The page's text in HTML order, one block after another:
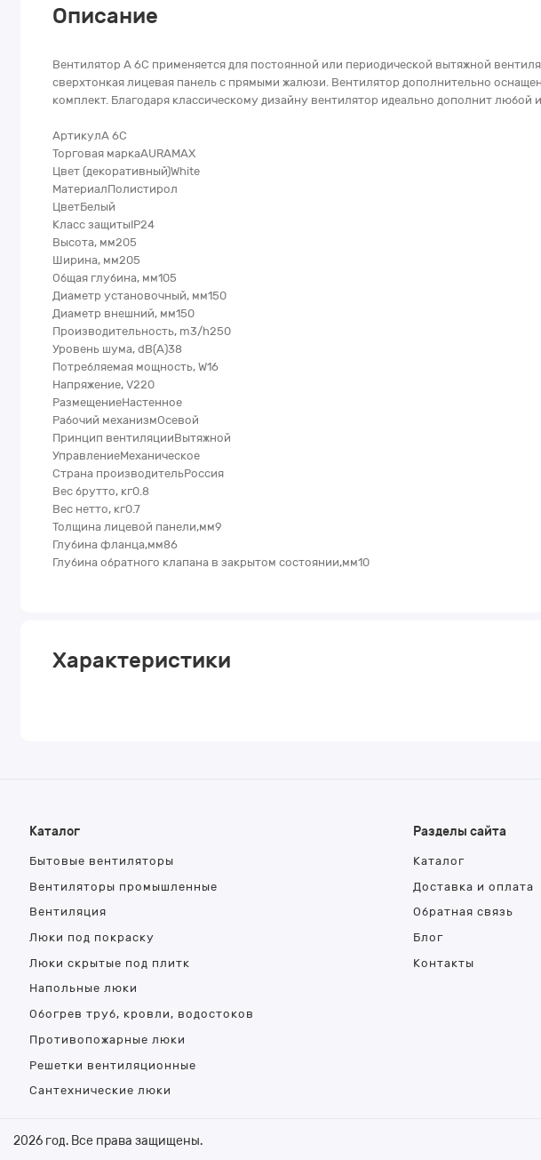
Описание
Вентилятор A 6C применяется для постоянной или периодической вытяжной
сверхтонкая лицевая панель с прямыми жалюзи. Вентилятор дополнительно
комплект. Благодаря классическому дизайну вентилятор идеально дополнит любой
АртикулA 6C
Торговая маркаAURAMAX
Цвет (декоративный)White
МатериалПолистирол
ЦветБелый
Класс защитыIP24
Высота, мм205
Ширина, мм205
Общая глубина, мм105
Диаметр установочный, мм150
Диаметр внешний, мм150
Производительность, m3/h250
Уровень шума, dB(A)38
Потребляемая мощность, W16
Напряжение, V220
РазмещениеНастенное
Рабочий механизмОсевой
Принцип вентиляцииВытяжной
УправлениеМеханическое
Страна производительРоссия
Вес брутто, кг0.8
Вес нетто, кг0.7
Толщина лицевой панели,мм9
Глубина фланца,мм86
Глубина обратного клапана в закрытом состоянии,мм10
Характеристики
Каталог
Бытовые вентиляторы
Вентиляторы промышленные
Вентиляция
Люки под покраску
Люки скрытые под плитк
Напольные люки
Обогрев труб, кровли, водостоков
Противопожарные люки
Решетки вентиляционные
Сантехнические люки
Разделы сайта
Каталог
Доставка и оплата
Обратная связь
Блог
Контакты
2026 год. Все права защищены.